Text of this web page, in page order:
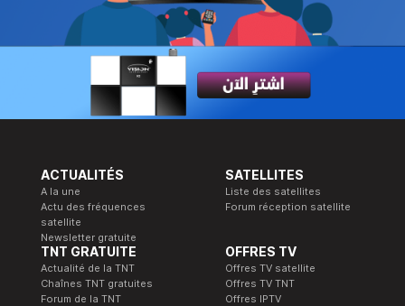
ACTUALITÉS
A la une
Actu des fréquences
satellite
Newsletter gratuite
SATELLITES
Liste des satellites
Forum réception satellite
TNT GRATUITE
Actualité de la TNT
Chaînes TNT gratuites
Forum de la TNT
OFFRES TV
Offres TV satellite
Offres TV TNT
Offres IPTV